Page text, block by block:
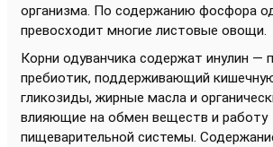
организма. По содержанию фосфора
превосходит многие листовые овощи.
Корни одуванчика содержат инулин —
пребиотик, поддерживающий
гликозиды, жирные масла и
влияющие на обмен веществ и работу
пищеварительной системы.